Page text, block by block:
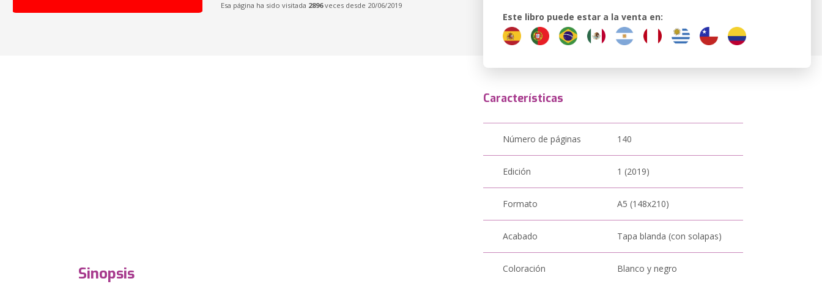
Esa página ha sido visitada 2896veces desde 20/06/2019
Este libro puede estar a la venta en:
Sinopsis
Características
Número de páginas 140
Edición 1 (2019)
Formato A5 (148x210)
Acabado Tapa blanda (con solapas)
Coloración Blanco y negro